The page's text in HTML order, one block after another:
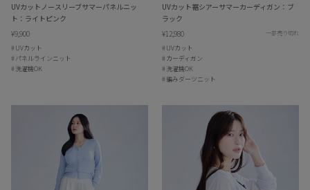
UVカットノースリーブサマーパネルニッ
ト：ライトピンク
¥9,900
UVカット
パネルラインニット
洗濯機OK
UVカット裾シアーサマーカーディガン：ブ
ラック
¥12,980
一部売り切れ
UVカット
カーディガン
洗濯機OK
編みダーツニット